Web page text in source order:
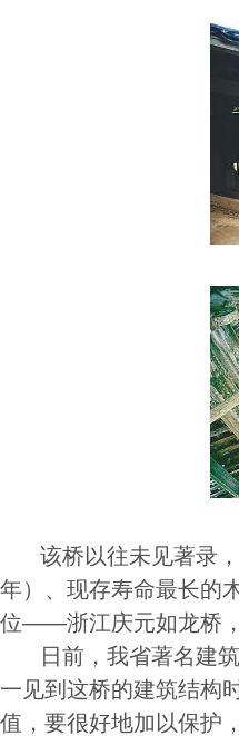
该桥以往未见著录，
年）、现存寿命最长的
位――浙江庆元如龙桥，
日前，我省著名建筑
一见到这桥的建筑结构
值，要很好地加以保护